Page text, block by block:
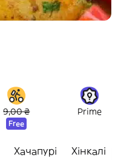
9,00 ₴
Free
Prime
Хачапурі Хінкалі